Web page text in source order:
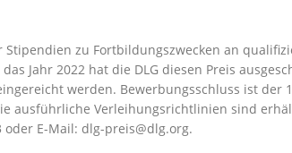
zu Fortbildungszwecken an
Jahr 2022 hat die DLG diesen Preis
werden. Bewerbungsschluss ist der
ausführliche Verleihungsrichtlinien sind
oder E-Mail: dlg-preis@dlg.org.